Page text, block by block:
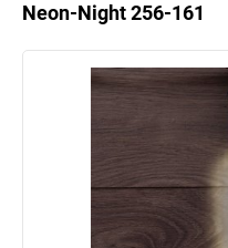
Neon-Night 256-161